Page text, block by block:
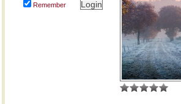
Remember